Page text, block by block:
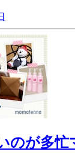
のが多忙